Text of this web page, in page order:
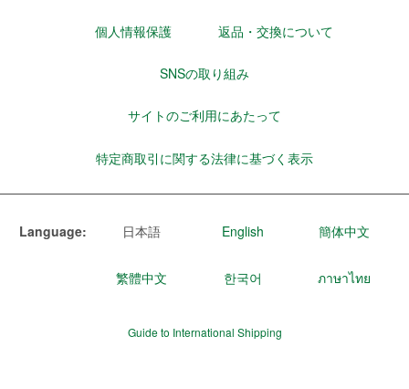
個人情報保護 返品・交換について
SNSの取り組み
サイトのご利用にあたって
特定商取引に関する法律に基づく表示
Language: 日本語 English 簡体中文
繁體中文 한국어 ภาษาไทย
Guide to International Shipping